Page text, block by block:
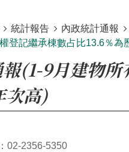
統計報告 內政統計通報
登記繼承棟數占比13.6％為
(1-9月建物所
次高)
02-2356-5350